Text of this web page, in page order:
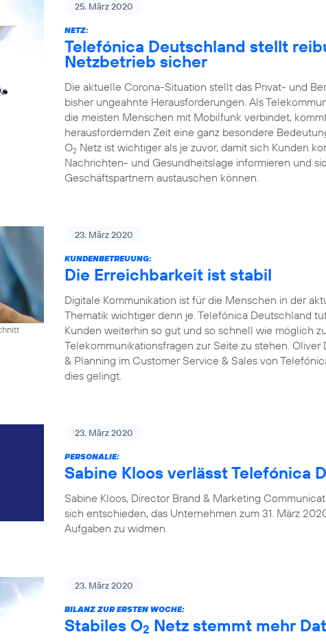
25. März 2020
NETZ:
Telefónica Deutschland stellt
Netzbetrieb sicher
Die aktuelle Corona-Situation stellt das Privat- und
bisher ungeahnte Herausforderungen. Als
die meisten Menschen mit Mobilfunk verbindet,
herausfordernden Zeit eine ganz besondere
O2 Netz ist wichtiger als je zuvor, damit sich Kunden
Nachrichten- und Gesundheitslage informieren und
Geschäftspartnern austauschen können.
23. März 2020
KUNDENBETREUUNG:
Die Erreichbarkeit ist stabil
Digitale Kommunikation ist für die Menschen in der
Thematik wichtiger denn je. Telefónica Deutschland
Kunden weiterhin so gut und so schnell wie möglich
Telekommunikationsfragen zur Seite zu stehen.
& Planning im Customer Service & Sales von
dies gelingt.
23. März 2020
PERSONALIE:
Sabine Kloos verlässt Telefónica
Sabine Kloos, Director Brand & Marketing
sich entschieden, das Unternehmen zum 31. März
Aufgaben zu widmen.
23. März 2020
BILANZ ZUR ERSTEN WOCHE:
Stabiles O2 Netz stemmt mehr